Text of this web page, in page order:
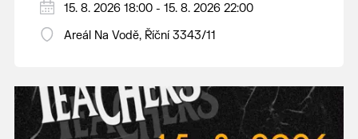
15. 8. 2026 18:00 - 15. 8. 2026 22:00
Areál Na Vodě, Říční 3343/11